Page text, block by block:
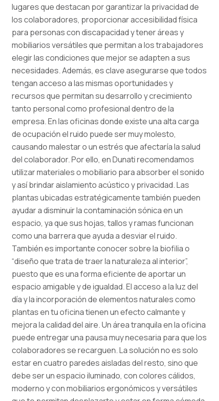
lugares que destacan por garantizar la privacidad de
los colaboradores, proporcionar accesibilidad física
para personas con discapacidad y tener áreas y
mobiliarios versátiles que permitan a los trabajadores
elegir las condiciones que mejor se adapten a sus
necesidades. Además, es clave asegurarse que todos
tengan acceso a las mismas oportunidades y
recursos que permitan su desarrollo y crecimiento
tanto personal como profesional dentro de la
empresa. En las oficinas donde existe una alta carga
de ocupación el ruido puede ser muy molesto,
causando malestar o un estrés que afectaría la salud
del colaborador. Por ello, en Dunati recomendamos
utilizar materiales o mobiliario para absorber el sonido
y así brindar aislamiento acústico y privacidad. Las
plantas ubicadas estratégicamente también pueden
ayudar a disminuir la contaminación sónica en un
espacio, ya que sus hojas, tallos y ramas funcionan
como una barrera que ayuda a desviar el ruido.
También es importante conocer sobre la biofilia o
“diseño que trata de traer la naturaleza al interior”,
puesto que es una forma eficiente de aportar un
espacio amigable y de igualdad. El acceso a la luz del
día y la incorporación de elementos naturales como
plantas en tu oficina tienen un efecto calmante y
mejora la calidad del aire. Un área tranquila en la oficina
puede entregar una pausa muy necesaria para que los
colaboradores se recarguen. La solución no es solo
estar en cuatro paredes aisladas del resto, sino que
debe ser un espacio iluminado, con colores cálidos,
moderno y con mobiliarios ergonómicos y versátiles